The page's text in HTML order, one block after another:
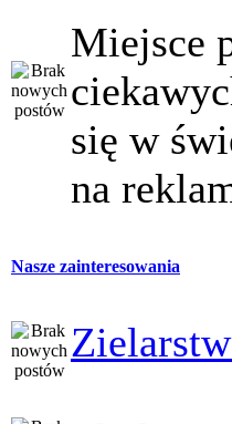
Miejsce
się w
na
Nasze zainteresowania